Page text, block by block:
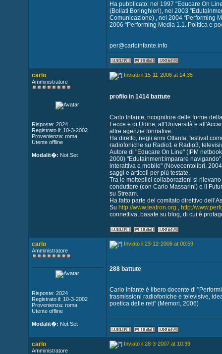
Ha pubblicato: nel 1997 "Educare On
(Bollati Boringhieri), nel 2003
Comunicazione) , nel 2004 “Performing
2006 “Performing Media 1.1. Politica e
per@carloinfante.info
carlo
Amministratore
Risposte: 2024
Registrato il: 10-3-2002
Provenienza: roma
Utente offline
Modalit�: Not Set
Inviato il 15-11-2006 at 14:35
profilo in 1414 battute
Carlo Infante, ricognitore delle forme
Lecce e di Udine, all'Università e
altre agenzie formative.
Ha diretto, negli anni Ottanta, festival
radiofoniche su Radio1 e Radio3,
Autore di "Educare On Line" (IPM
2000) "Edutainment:imparare
interattiva e mobile" (Novecentolibri,
saggi e articoli per più testate.
Tra le molteplici collaborazioni si
conduttore (con Carlo Massarini) e il
su Stream.
Ha fatto parte del comitato direttivo
Su http://www.teatron.org , http://
connettiva, basate su blog, di cui è
carlo
Amministratore
Risposte: 2024
Registrato il: 10-3-2002
Provenienza: roma
Utente offline
Modalit�: Not Set
Inviato il 23-12-2006 at 00:59
288 battute
Carlo Infante è libero docente di
trasmissioni radiofoniche e televisive,
poetica delle reti” (Memori, 2006)
carlo
Amministratore
Inviato il 28-3-2007 at 10:39